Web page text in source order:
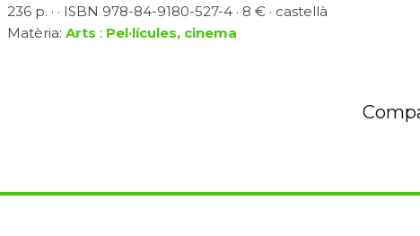
236 p. · · ISBN 978-84-9180-527-4 · 8 € · castellà
Matèria: Arts : Pel·lícules, cinema